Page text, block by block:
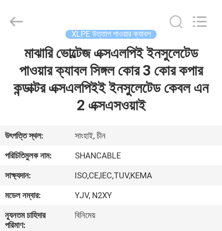
পণ্য
VR
প্রদর্শন
আমাদের
সম্পর্কে
(Group)
XLPE উত্তাপ পাওয়ার ক্যাবল
মাঝারি ভোল্টেজ এক্সএলপিই ইনসুলেটেড
পাওয়ার ক্যাবল সিঙ্গল কোর 3 কোর কপার
কন্ডাক্টর এক্সএলপিইই ইনসুলেটেড কেবল এন
2 এক্সএসওয়াই
উৎপত্তি স্থল:
সাংহাই, চীন
পরিচিতিমুলক নাম:
SHANCABLE
সাক্ষ্যদান:
ISO,CE,IEC,TUV,KEMA
মডেল নম্বার:
YJV, N2XY
ন্যূনতম চাহিদার
পরিমাণ:
বিনিমেয়